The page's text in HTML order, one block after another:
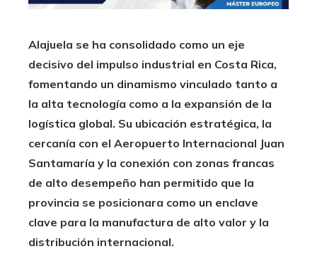
Alajuela se ha consolidado como un eje
decisivo del impulso industrial en Costa Rica,
fomentando un dinamismo vinculado tanto a
la alta tecnología como a la expansión de la
logística global. Su ubicación estratégica, la
cercanía con el Aeropuerto Internacional Juan
Santamaría y la conexión con zonas francas
de alto desempeño han permitido que la
provincia se posicionara como un enclave
clave para la manufactura de alto valor y la
distribución internacional.